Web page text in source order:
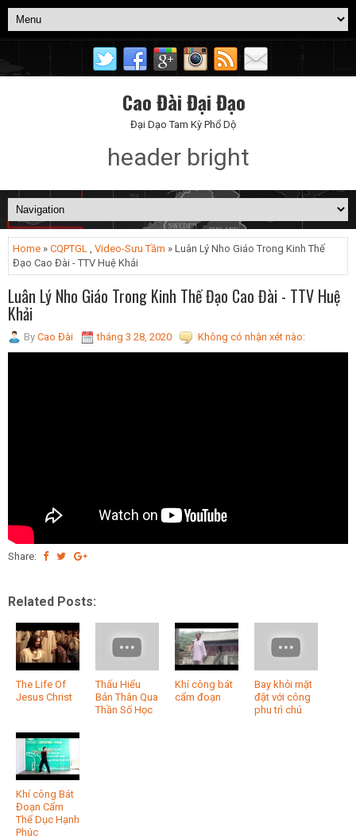
Cao Đài Đại Đạo
Đại Dạo Tam Kỳ Phổ Dộ
header bright
Home » CQPTGL , Video-Sưu Tầm » Luân Lý Nho Giáo Trong Kinh Thế
Đạo Cao Đài - TTV Huệ Khải
Luân Lý Nho Giáo Trong Kinh Thế Đạo Cao Đài - TTV Huệ
Khải
By Cao Đài tháng 3 28, 2020 Không có nhận xét nào:
Share:
Related Posts:
The Life Of
Jesus Christ
Thấu Hiểu
Bản Thân Qua
Thần Số Học
Khí công bát
cẩm đoạn
Bay khỏi mặt
đật với công
phu trì chú
Khí công Bát
Đoạn Cẩm
Thể Dục Hạnh
Phúc